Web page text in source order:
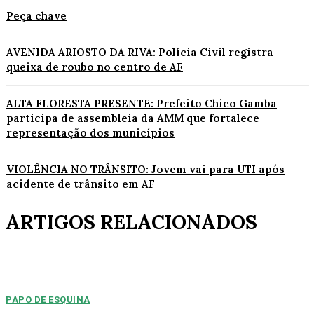
Peça chave
AVENIDA ARIOSTO DA RIVA: Polícia Civil registra
queixa de roubo no centro de AF
ALTA FLORESTA PRESENTE: Prefeito Chico Gamba
participa de assembleia da AMM que fortalece
representação dos municípios
VIOLÊNCIA NO TRÂNSITO: Jovem vai para UTI após
acidente de trânsito em AF
ARTIGOS RELACIONADOS
PAPO DE ESQUINA